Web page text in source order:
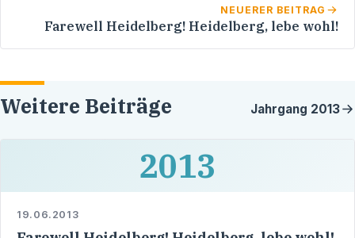
NEUERER BEITRAG
Farewell Heidelberg! Heidelberg, lebe wohl!
Weitere Beiträge Jahrgang 2013
2013
19.06.2013